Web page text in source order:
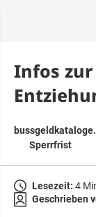
Infos
Sperrfrist
Lesezeit: 4
Geschrieben